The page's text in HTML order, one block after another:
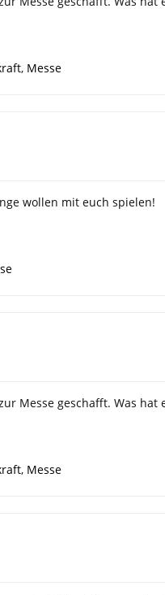
, Messe
wollen mit euch spielen!
Messe geschafft. Was
, Messe